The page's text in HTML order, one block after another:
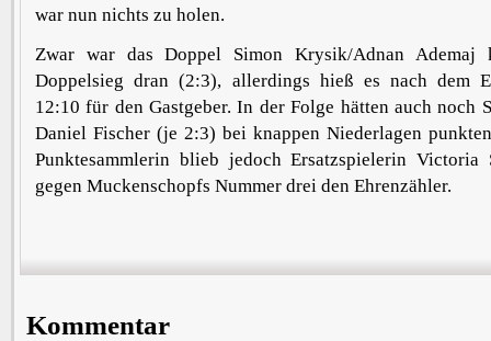
war nun nichts zu holen.
Zwar war das Doppel Simon Krysik/Adnan Ademaj
Doppelsieg dran (2:3), allerdings hieß es nach dem
12:10 für den Gastgeber. In der Folge hätten auch noch
Daniel Fischer (je 2:3) bei knappen Niederlagen
Punktesammlerin blieb jedoch Ersatzspielerin Victoria
gegen Muckenschopfs Nummer drei den Ehrenzähler.
Kommentar